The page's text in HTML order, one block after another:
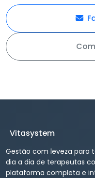
Vitasystem
Gestão com leveza para
dia a dia de terapeutas
plataforma completa e